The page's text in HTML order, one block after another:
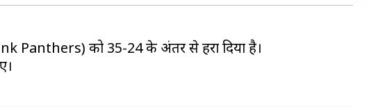
Panthers) को 35-24 के अंतर से हरा दिया है।